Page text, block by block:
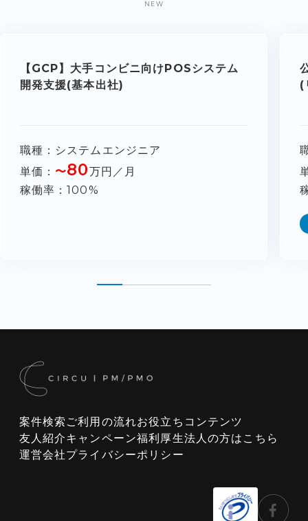
NEW
【GCP】大手コンビニ向けPOSシステム
開発支援(基本出社)
職種
システムエンジニア
単価
〜80万円／月
稼働率
100%
(
案件検索 ご利用の流れお役立ちコンテンツ
友人紹介キャンペーン福利厚生法人の方はこちら
運営会社プライバシーポリシー